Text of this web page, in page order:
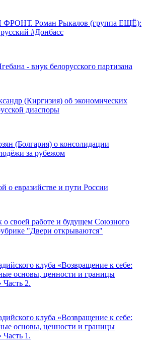
Роман Рыкалов (группа ЕЩЁ):
#Донбасс
- внук белорусского партизана
(Киргизия) об экономических
диаспоры
(Болгария) о консолидации
за рубежом
о евразийстве и пути России
своей работе и будущем Союзного
"Двери открываются"
клуба «Возвращение к себе:
основы, ценности и границы
Часть 2.
клуба «Возвращение к себе:
основы, ценности и границы
Часть 1.